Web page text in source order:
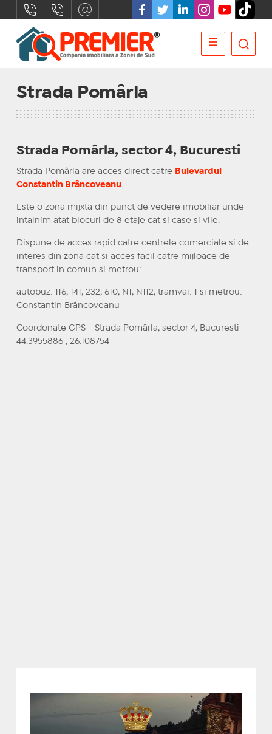
Strada Pomârla
Strada Pomârla, sector 4, Bucuresti
Strada Pomârla are acces direct catre
Bulevardul
Constantin Brâncoveanu
Este o zona mijxta din punct de vedere imobiliar unde
intalnim atat blocuri de 8 etaje cat si case si vile.
Dispune de acces rapid catre centrele comerciale si de
interes din zona cat si acces facil catre mijloace de
transport in comun si metrou:
autobuz: 116, 141, 232, 610, N1, N112, tramvai: 1 si metrou:
Constantin Brâncoveanu
Coordonate GPS - Strada Pomârla, sector 4, Bucuresti
44.3955886 , 26.108754